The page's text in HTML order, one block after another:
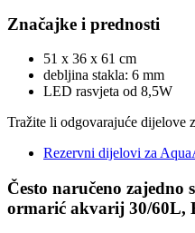
Značajke i prednosti
51 x 36 x 61 cm
debljina stakla: 6 mm
LED rasvjeta od 8,5W
Tražite li odgovarajuće dijelove
Rezervni dijelovi za
Često naručeno
ormarić akvarij 30/60L,